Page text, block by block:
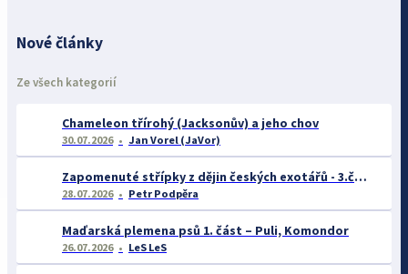
Nové články
Ze všech kategorií
Chameleon třírohý (Jacksonův) a jeho chov
30.07.2026 Jan Vorel (JaVor)
Zapomenuté střípky z dějin českých exotářů - 3.část
28.07.2026 Petr Podpěra
Maďarská plemena psů 1. část – Puli, Komondor
26.07.2026 LeS LeS